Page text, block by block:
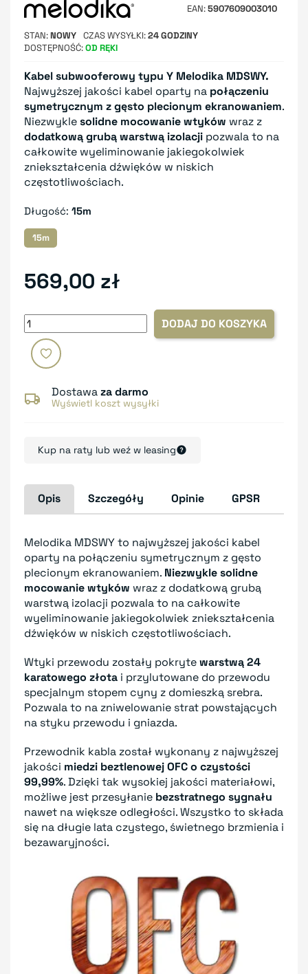
EAN 5907609003010
STAN NOWY CZAS WYSYŁKI 24 GODZINY
DOSTĘPNOŚĆ OD RĘKI
Kabel subwooferowy typu Y Melodika MDSWY.
Najwyższej jakości kabel oparty na połączeniu
symetrycznym z gęsto plecionym ekranowaniem.
Niezwyklesolidne mocowanie wtyków wraz z
dodatkową grubą warstwą izolacji pozwala to na
całkowite wyeliminowanie jakiegokolwiek
zniekształcenia dźwięków w niskich
częstotliwościach.
Długość: 15m
15m
569,00 zł
DODAJ DO KOSZYKA
Dostawaza darmo
Wyświetl koszt wysyłki
Kup na raty lub weź w leasing
Opis Szczegóły Opinie GPSR
Melodika MDSWY to najwyższej jakości kabel
oparty na połączeniu symetrycznym z gęsto
plecionym ekranowaniem. Niezwykle solidne
mocowanie wtyków wraz z dodatkową grubą
warstwą izolacji pozwala to na całkowite
wyeliminowanie jakiegokolwiek zniekształcenia
dźwięków w niskich częstotliwościach.
Wtyki przewodu zostały pokrytewarstwą 24
karatowego złota i przylutowane do przewodu
specjalnym stopem cyny z domieszką srebra.
Pozwala to na zniwelowanie strat powstających
na styku przewodu i gniazda.
Przewodnik kabla został wykonany z najwyższej
jakości miedzi beztlenowej OFC o czystości
99,99%. Dzięki tak wysokiej jakości materiałowi,
możliwe jest przesyłanie bezstratnego sygnału
nawet na większe odległości. Wszystko to składa
się na długie lata czystego, świetnego brzmienia i
bezawaryjności.